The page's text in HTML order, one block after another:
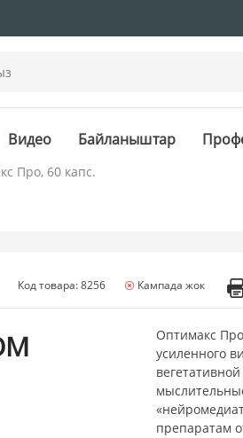
Видео Байланыштар
Про, 60 капс.
Код товара: 8256 Кампада жок
Оптимакс
усиленного
препаратам